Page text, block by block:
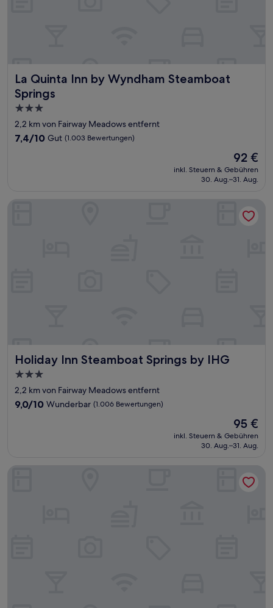
La Quinta Inn by Wyndham Steamboat
Springs
La Quinta Inn by Wyndham Steamboat Springs
3.0-
Sterne-
Unterkunft
2,2 km von Fairway Meadows entfernt
7.4
7,4/10 Gut (1.003 Bewertungen)
Der
Preis
beträgt
92 €
inkl. Steuern & Gebühren
30. Aug.–31. Aug.
Holiday Inn Steamboat Springs by IHG
Holiday Inn Steamboat Springs by IHG
3.0-
Sterne-
Unterkunft
2,2 km von Fairway Meadows entfernt
9.0
9,0/10 Wunderbar (1.006 Bewertungen)
Der
Preis
beträgt
95 €
inkl. Steuern & Gebühren
30. Aug.–31. Aug.
Rabbit Ears Motel